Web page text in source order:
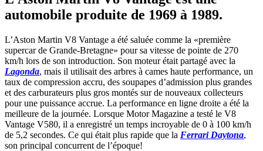
automobile produite de 1969 à 1989.
L’Aston Martin V8 Vantage a été saluée comme la «première
supercar de Grande-Bretagne» pour sa vitesse de pointe de 270
km/h lors de son introduction. Son moteur était partagé avec la
Lagonda, mais il utilisait des arbres à cames haute performance, un
taux de compression accru, des soupapes d’admission plus grandes
et des carburateurs plus gros montés sur de nouveaux collecteurs
pour une puissance accrue. La performance en ligne droite a été la
meilleure de la journée. Lorsque Motor Magazine a testé le V8
Vantage V580, il a enregistré un temps incroyable de 0 à 100 km/h
de 5,2 secondes. Ce qui était plus rapide que la Ferrari Daytona,
son principal concurrent de l’époque!